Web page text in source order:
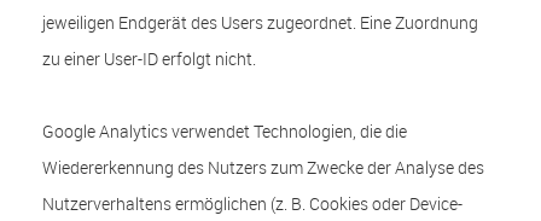
jeweiligen Endgerät des Users zugeordnet. Eine Zuordnung
zu einer User-ID erfolgt nicht.
Google Analytics verwendet Technologien, die die
Wiedererkennung des Nutzers zum Zwecke der Analyse des
Nutzerverhaltens ermöglichen (z. B. Cookies oder Device-